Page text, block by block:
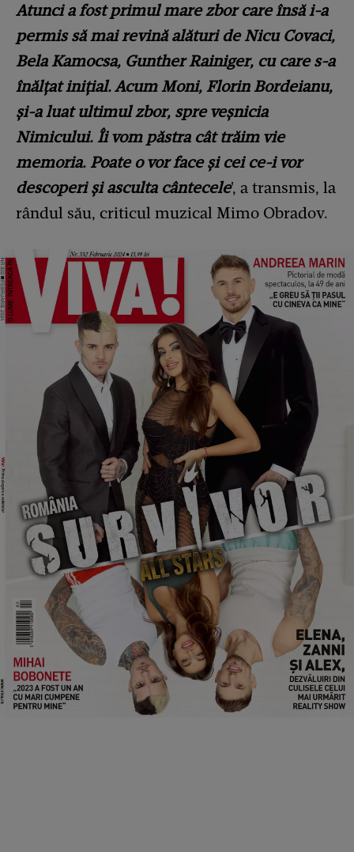
Atunci a fost primul mare zbor care însă i-a
permis să mai revină alături de Nicu Covaci,
Bela Kamocsa, Gunther Rainiger, cu care s-a
înălțat inițial. Acum Moni, Florin Bordeianu,
și-a luat ultimul zbor, spre veșnicia
Nimicului. Îi vom păstra cât trăim vie
memoria. Poate o vor face și cei ce-i vor
descoperi și asculta cântecele', a transmis, la
rândul său, criticul muzical Mimo Obradov.